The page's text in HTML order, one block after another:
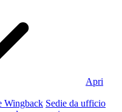
Apri
Wingback Sedie da ufficio